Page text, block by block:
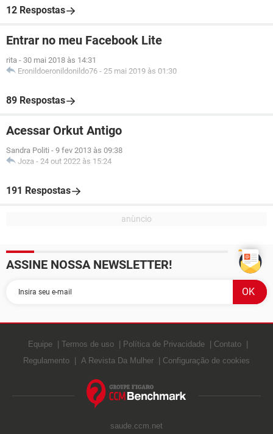
12 Respostas
Entrar no meu Facebook Lite
rita - 30 mai 2018 às 14:31
Eronildoeronildonildo76 - 25 mai 2019 às 01:30
89 Respostas
Acessar Orkut Antigo
Sandra Politi - 9 fev 2013 às 09:38
Joza - 24 out 2022 às 15:24
191 Respostas
ASSINE NOSSA NEWSLETTER!
Equipe Termos de uso Política de Privacidade
Contato
Regulamento
A Revista Da Mulher Configuração de cookies
saude.ccm.net